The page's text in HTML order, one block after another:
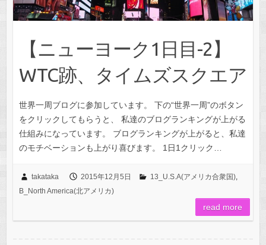
【ニューヨーク1日目-2】
WTC跡、タイムズスクエア
世界一周ブログに参加しています。 下の“世界一周”のボタン
をクリックしてもらうと、 私達のブログランキングが上がる
仕組みになっています。 ブログランキングが上がると、私達
のモチベーションも上がり喜びます。 1日1クリック…
takataka 2015年12月5日 13_U.S.A(アメリカ合衆国),
B_North America(北アメリカ)
read more